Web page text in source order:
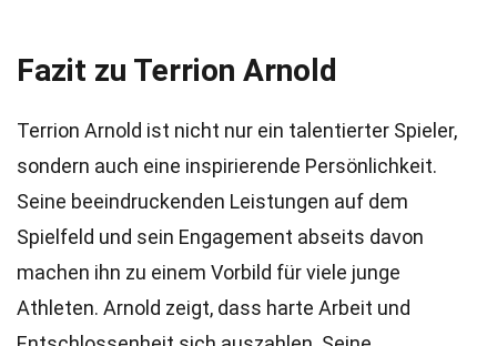
Fazit zu Terrion Arnold
Terrion Arnold ist nicht nur ein talentierter Spieler,
sondern auch eine inspirierende Persönlichkeit.
Seine beeindruckenden Leistungen auf dem
Spielfeld und sein Engagement abseits davon
machen ihn zu einem Vorbild für viele junge
Athleten. Arnold zeigt, dass harte Arbeit und